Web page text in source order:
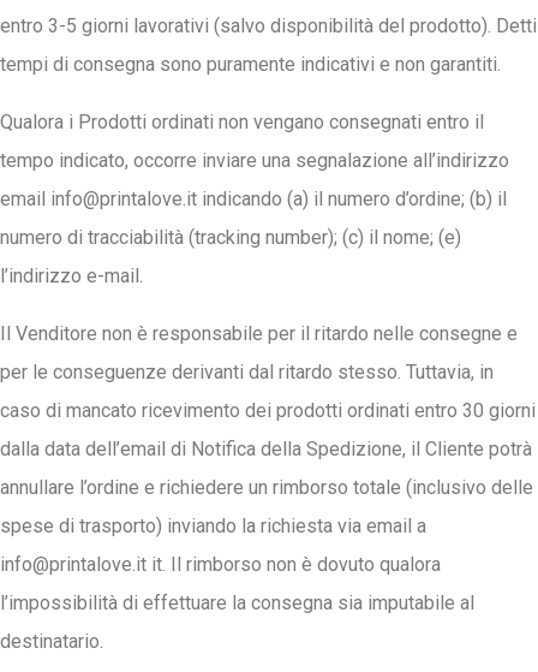
entro 3-5 giorni lavorativi (salvo disponibilità del prodotto). Detti
tempi di consegna sono puramente indicativi e non garantiti.
Qualora i Prodotti ordinati non vengano consegnati entro il
tempo indicato, occorre inviare una segnalazione all’indirizzo
email info@printalove.it indicando (a) il numero d’ordine; (b) il
numero di tracciabilità (tracking number); (c) il nome; (e)
l’indirizzo e-mail.
Il Venditore non è responsabile per il ritardo nelle consegne e
per le conseguenze derivanti dal ritardo stesso. Tuttavia, in
caso di mancato ricevimento dei prodotti ordinati entro 30 giorni
dalla data dell’email di Notifica della Spedizione, il Cliente potrà
annullare l’ordine e richiedere un rimborso totale (inclusivo delle
spese di trasporto) inviando la richiesta via email a
info@printalove.it it. Il rimborso non è dovuto qualora
l’impossibilità di effettuare la consegna sia imputabile al
destinatario.